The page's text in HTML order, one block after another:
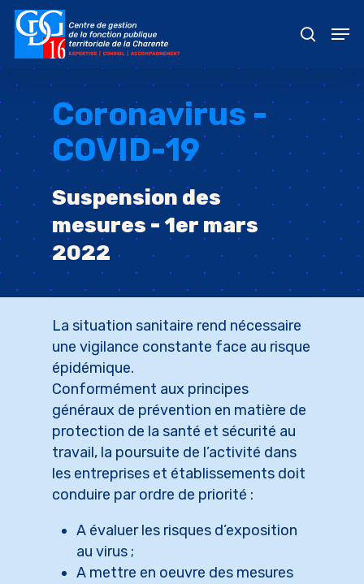
Skip
content
Coronavirus -
COVID-19
Suspension des
mesures - 1er mars
2022
La situation sanitaire rend nécessaire
une vigilance constante face au risque
épidémique.
Conformément aux principes
généraux de prévention en matière de
protection de la santé et sécurité au
travail, la poursuite de l’activité dans
les entreprises et établissements doit
conduire par ordre de priorité :
A évaluer les risques d’exposition
au virus ;
A mettre en oeuvre des mesures